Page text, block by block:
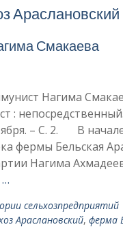
Араслановский
Смакаева
Нагима
:
– С. 2. В
фермы Бельская
Нагима
сельхозпредприятий
Араслановский, ферма